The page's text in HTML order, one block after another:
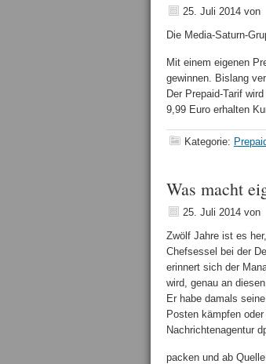
25. Juli 2014 von
Die Media-Saturn-
Mit einem eigenen
gewinnen. Bislang
Der Prepaid-Tarif
9,99 Euro erhalten
Kategorie:
Was macht
25. Juli 2014 von
Zwölf Jahre ist es
Chefsessel bei der
erinnert sich der
wird, genau an
Er habe damals
Posten kämpfen
Nachrichtenagentur
packen und ab